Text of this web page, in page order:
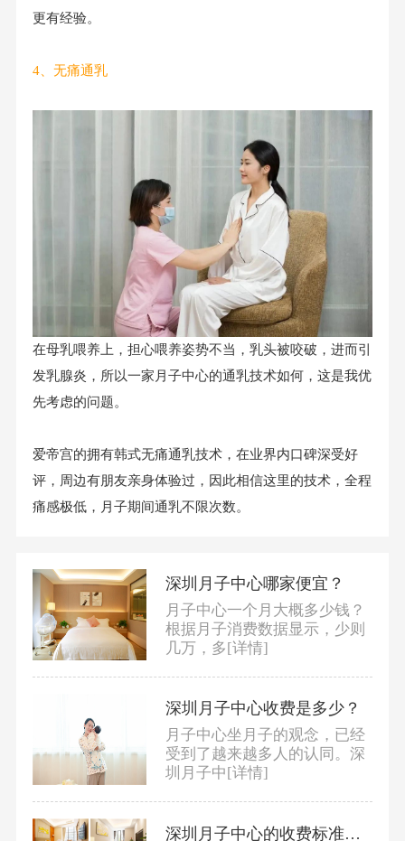
更有经验。
4、无痛通乳
在母乳喂养上，担心喂养姿势不当，乳头被咬破，进而引
发乳腺炎，所以一家月子中心的通乳技术如何，这是我优
先考虑的问题。
爱帝宫的拥有韩式无痛通乳技术，在业界内口碑深受好
评，周边有朋友亲身体验过，因此相信这里的技术，全程
痛感极低，月子期间通乳不限次数。
深圳月子中心哪家便宜？
月子中心一个月大概多少钱？
根据月子消费数据显示，少则
几万，多[详情]
深圳月子中心收费是多少？
月子中心坐月子的观念，已经
受到了越来越多人的认同。深
圳月子中[详情]
深圳月子中心的收费标准是多少？